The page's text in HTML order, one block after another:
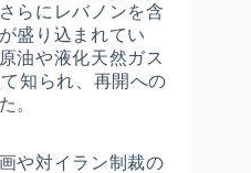
らにレバノンを含
盛り込まれてい
油や液化天然ガス
知られ、再開への
。
や対イラン制裁の